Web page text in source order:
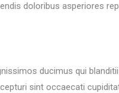
doloribus asperiores
ducimus qui
sint occaecati